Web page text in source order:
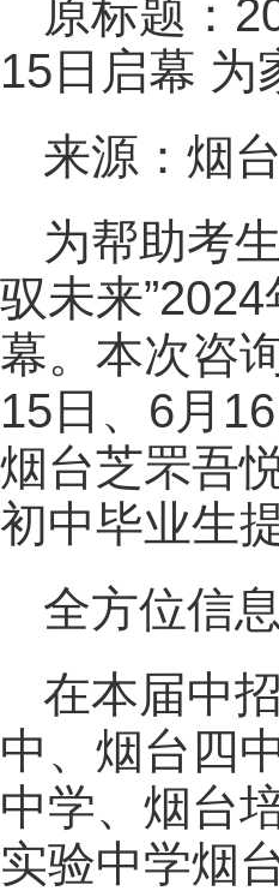
原标题：
15日启幕 为
来源：烟
为帮助考
驭未来
幕。本次咨
15日、6月
烟台芝罘吾
初中毕业生
全方位信
在本届中
中、烟台四
中学、烟台
实验中学烟